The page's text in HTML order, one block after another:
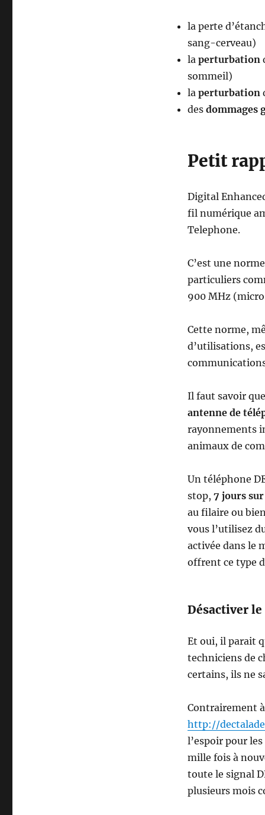
la perte
sang-cerveau)
la perturbation
sommeil)
la perturbation
des dommages
Petit
Digital
fil numérique
Telephone.
C’est une
particuliers
900 MHz
Cette norme,
d’utilisations,
Il faut savoir
antenne de
rayonnements
animaux de
Un téléphone
stop, 7 jours sur
au filaire ou
vous l’utilisez
activée dans le
offrent ce type
Désactiver
Et oui, il parait
techniciens de
certains, ils ne
Contrairement
http://
l’espoir pour
mille fois à
toute le signal
plusieurs mois